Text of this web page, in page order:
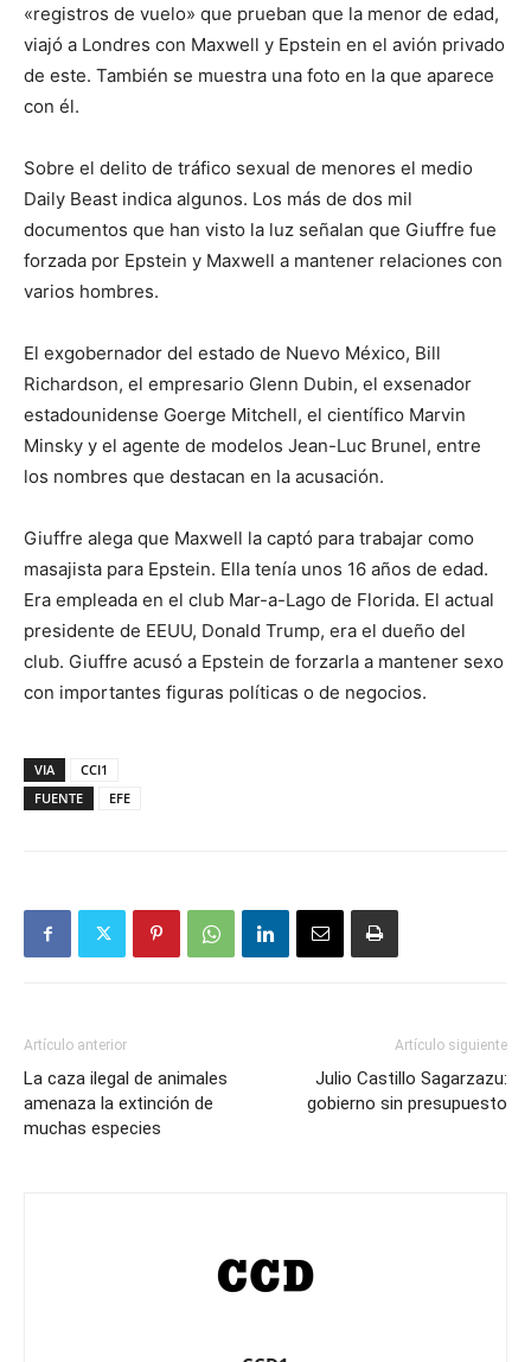
«registros de vuelo» que prueban que la menor de edad,
viajó a Londres con Maxwell y Epstein en el avión privado
de este. También se muestra una foto en la que aparece
con él.
Sobre el delito de tráfico sexual de menores el medio
Daily Beast indica algunos. Los más de dos mil
documentos que han visto la luz señalan que Giuffre fue
forzada por Epstein y Maxwell a mantener relaciones con
varios hombres.
El exgobernador del estado de Nuevo México, Bill
Richardson, el empresario Glenn Dubin, el exsenador
estadounidense Goerge Mitchell, el científico Marvin
Minsky y el agente de modelos Jean-Luc Brunel, entre
los nombres que destacan en la acusación.
Giuffre alega que Maxwell la captó para trabajar como
masajista para Epstein. Ella tenía unos 16 años de edad.
Era empleada en el club Mar-a-Lago de Florida. El actual
presidente de EEUU, Donald Trump, era el dueño del
club. Giuffre acusó a Epstein de forzarla a mantener sexo
con importantes figuras políticas o de negocios.
VIA
CCI1
FUENTE
EFE
Artículo anterior
La caza ilegal de animales
amenaza la extinción de
muchas especies
Artículo siguiente
Julio Castillo Sagarzazu:
gobierno sin presupuesto